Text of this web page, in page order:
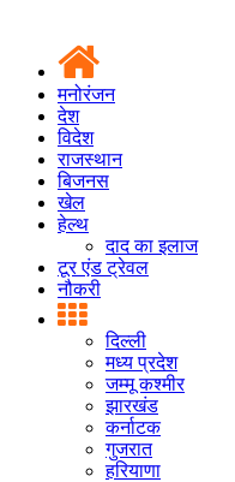
मनोरंजन
देश
विदेश
राजस्थान
बिजनस
खेल
हेल्थ
दाद का इलाज
टूर एंड ट्रेवल
नौकरी
दिल्ली
मध्य प्रदेश
जम्मू कश्मीर
झारखंड
कर्नाटक
गुजरात
हरियाणा